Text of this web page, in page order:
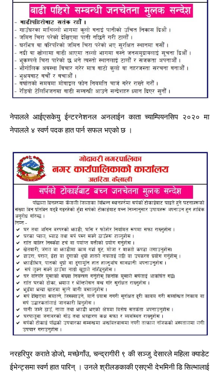
नेपालले आईएसकेयु ईन्टरनेशनल अनलाईन काता च्याम्पियनसिप २०२० मा
नेपालले ४ स्वर्ण पदक हात पार्न सफल भएको छ ।
नरहरिपुर कराते डोजो, मच्छेगाँउ, चन्द्रागीरी ९ की सञ्जु देसारले महिला क्याडेट
ईभेन्ट्समा स्वर्ण हात पारिन् । उनले श्रीलङकाकी एसएभी देभमिनी डि सिल्भालाई